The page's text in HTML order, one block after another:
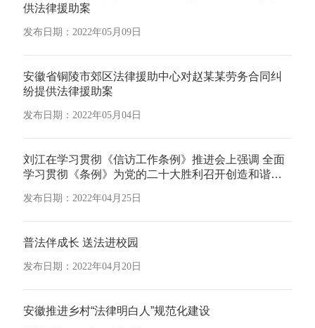
供法律援助案
发布日期：2022年05月09日
安徽省铜陵市郊区法律援助中心对赵某某劳务合同纠
纷提供法律援助案
发布日期：2022年05月04日
刘江在学习贯彻《信访工作条例》推进会上强调 全面
学习贯彻《条例》为党的二十大胜利召开创造和谐社
发布日期：2022年04月25日
普法伴成长 送法进校园
发布日期：2022年04月20日
安徽推进乡村“法律明白人”规范化建设